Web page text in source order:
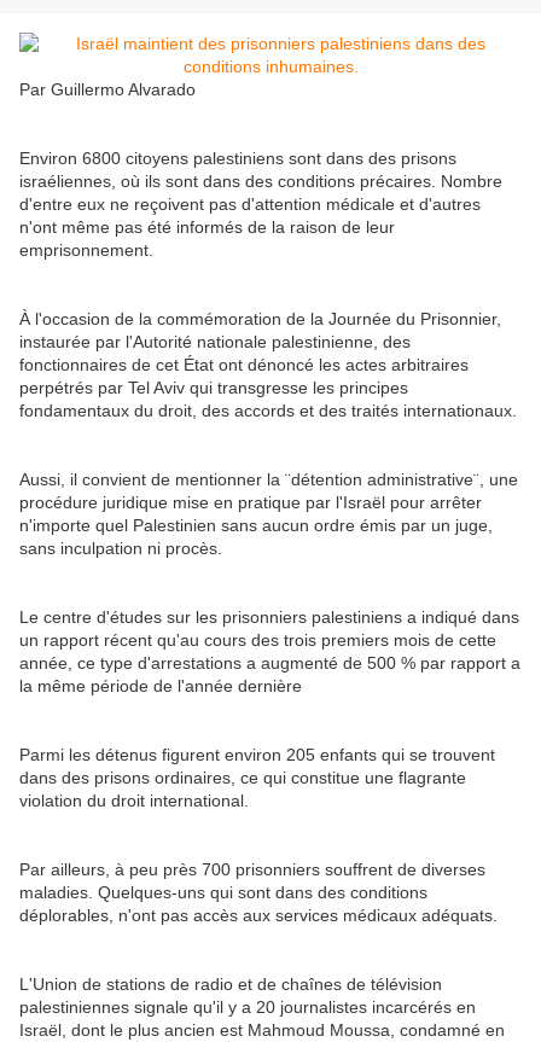
Par Guillermo Alvarado
Environ 6800 citoyens palestiniens sont dans des prisons
israéliennes, où ils sont dans des conditions précaires. Nombre
d'entre eux ne reçoivent pas d'attention médicale et d'autres
n'ont même pas été informés de la raison de leur
emprisonnement.
À l'occasion de la commémoration de la Journée du Prisonnier,
instaurée par l'Autorité nationale palestinienne, des
fonctionnaires de cet État ont dénoncé les actes arbitraires
perpétrés par Tel Aviv qui transgresse les principes
fondamentaux du droit, des accords et des traités internationaux.
Aussi, il convient de mentionner la ¨détention administrative¨, une
procédure juridique mise en pratique par l'Israël pour arrêter
n'importe quel Palestinien sans aucun ordre émis par un juge,
sans inculpation ni procès.
Le centre d'études sur les prisonniers palestiniens a indiqué dans
un rapport récent qu'au cours des trois premiers mois de cette
année, ce type d'arrestations a augmenté de 500 % par rapport a
la même période de l'année dernière
Parmi les détenus figurent environ 205 enfants qui se trouvent
dans des prisons ordinaires, ce qui constitue une flagrante
violation du droit international.
Par ailleurs, à peu près 700 prisonniers souffrent de diverses
maladies. Quelques-uns qui sont dans des conditions
déplorables, n'ont pas accès aux services médicaux adéquats.
L'Union de stations de radio et de chaînes de télévision
palestiniennes signale qu'il y a 20 journalistes incarcérés en
Israël, dont le plus ancien est Mahmoud Moussa, condamné en